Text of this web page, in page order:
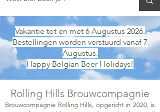
Vakantie tot en met 6 Augustus 2026.
Bestellingen worden verstuurd vanaf 7
Augustus.
Happy Belgian Beer Holidays!
Rolling Hills Brouwcompagnie
Brouwcompagnie Rolling Hills, opgericht in 2020, is